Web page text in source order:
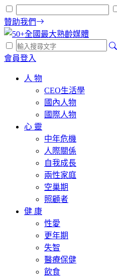
贊助我們
會員登入
人 物
CEO生活學
國內人物
國際人物
心 靈
中年危機
人際關係
自我成長
兩性家庭
空巢期
照顧者
健 康
性愛
更年期
失智
醫療保健
飲食